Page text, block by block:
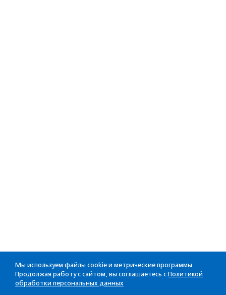
Мы используем файлы cookie и метрические программы.
Продолжая работу с сайтом, вы соглашаетесь с Политикой
обработки персональных данных